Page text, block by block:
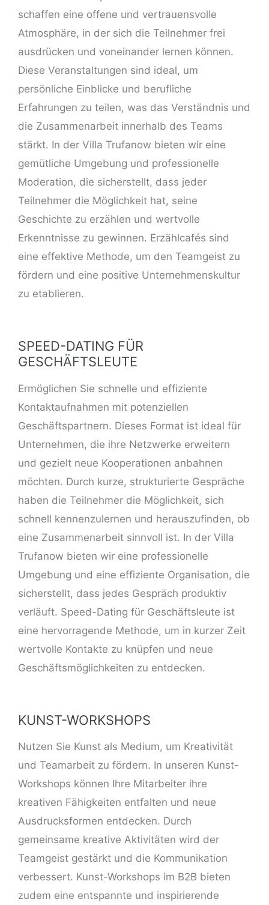
schaffen eine offene und vertrauensvolle
Atmosphäre, in der sich die Teilnehmer frei
ausdrücken und voneinander lernen können.
Diese Veranstaltungen sind ideal, um
persönliche Einblicke und berufliche
Erfahrungen zu teilen, was das Verständnis und
die Zusammenarbeit innerhalb des Teams
stärkt. In der Villa Trufanow bieten wir eine
gemütliche Umgebung und professionelle
Moderation, die sicherstellt, dass jeder
Teilnehmer die Möglichkeit hat, seine
Geschichte zu erzählen und wertvolle
Erkenntnisse zu gewinnen. Erzählcafés sind
eine effektive Methode, um den Teamgeist zu
fördern und eine positive Unternehmenskultur
zu etablieren.
SPEED-DATING FÜR
GESCHÄFTSLEUTE
Ermöglichen Sie schnelle und effiziente
Kontaktaufnahmen mit potenziellen
Geschäftspartnern. Dieses Format ist ideal für
Unternehmen, die ihre Netzwerke erweitern
und gezielt neue Kooperationen anbahnen
möchten. Durch kurze, strukturierte Gespräche
haben die Teilnehmer die Möglichkeit, sich
schnell kennenzulernen und herauszufinden, ob
eine Zusammenarbeit sinnvoll ist. In der Villa
Trufanow bieten wir eine professionelle
Umgebung und eine effiziente Organisation, die
sicherstellt, dass jedes Gespräch produktiv
verläuft. Speed-Dating für Geschäftsleute ist
eine hervorragende Methode, um in kurzer Zeit
wertvolle Kontakte zu knüpfen und neue
Geschäftsmöglichkeiten zu entdecken.
KUNST-WORKSHOPS
Nutzen Sie Kunst als Medium, um Kreativität
und Teamarbeit zu fördern. In unseren Kunst-
Workshops können Ihre Mitarbeiter ihre
kreativen Fähigkeiten entfalten und neue
Ausdrucksformen entdecken. Durch
gemeinsame kreative Aktivitäten wird der
Teamgeist gestärkt und die Kommunikation
verbessert. Kunst-Workshops im B2B bieten
zudem eine entspannte und inspirierende